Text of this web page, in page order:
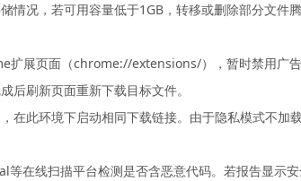
情况，若可用容量低于1GB，转移或删除部分文
扩展页面（chrome://extensions/），暂时禁用广
后刷新页面重新下载目标文件。
在此环境下启动相同下载链接。由于隐私模式不
等在线扫描平台检测是否含恶意代码。若报告显